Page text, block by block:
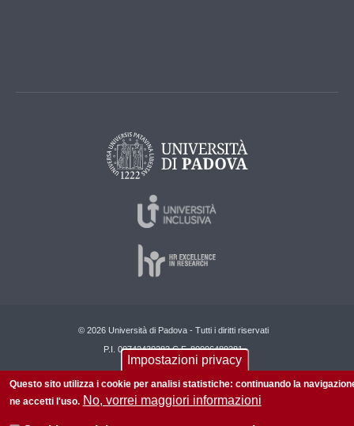
© 2026 Università di Padova - Tutti i diritti riservati
P.I. 00742430283 C.F. 80006480281
Impostazioni privacy
Questo sito utilizza i cookie per analisi statistiche: continuando la
ne accetti l'uso. No, vorrei maggiori informazioni